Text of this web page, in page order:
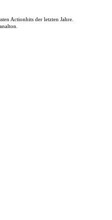
Actionhits der letzten Jahre.